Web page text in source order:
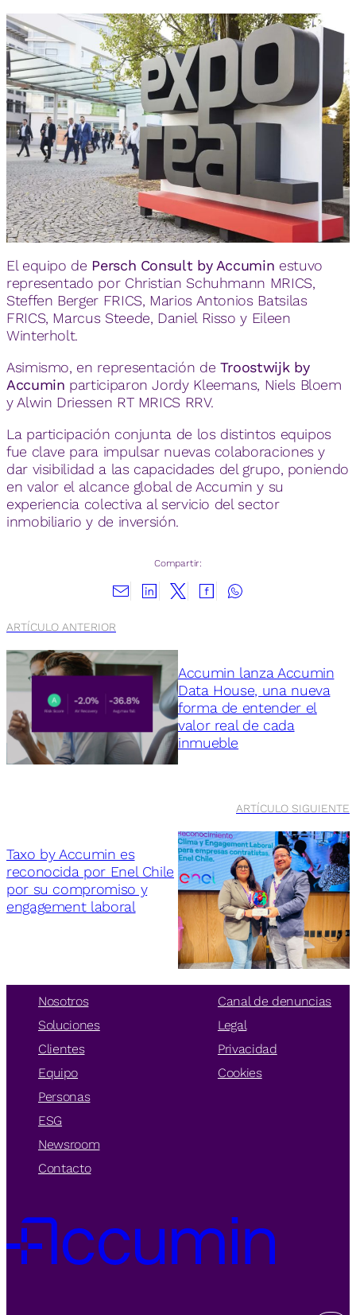
El equipo de Persch Consult by Accumin estuvo
representado por Christian Schuhmann MRICS,
Steffen Berger FRICS, Marios Antonios Batsilas
FRICS, Marcus Steede, Daniel Risso y Eileen
Winterholt.
Asimismo, en representación de Troostwijk by
Accumin participaron Jordy Kleemans, Niels Bloem
y Alwin Driessen RT MRICS RRV.
La participación conjunta de los distintos equipos
fue clave para impulsar nuevas colaboraciones y
dar visibilidad a las capacidades del grupo, poniendo
en valor el alcance global de Accumin y su
experiencia colectiva al servicio del sector
inmobiliario y de inversión.
Compartir:
ARTÍCULO ANTERIOR
Accumin lanza Accumin
Data House, una nueva
forma de entender el
valor real de cada
inmueble
ARTÍCULO SIGUIENTE
Taxo by Accumin es
reconocida por Enel Chile
por su compromiso y
engagement laboral
Nosotros
Soluciones
Clientes
Equipo
Personas
ESG
Newsroom
Contacto
Canal de denuncias
Legal
Privacidad
Cookies